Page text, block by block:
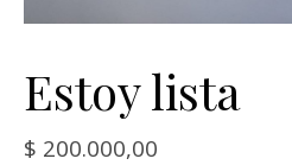
Estoy lista
$ 200.000,00